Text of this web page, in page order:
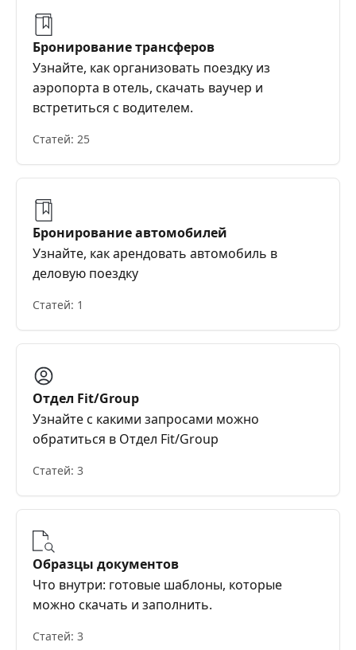
Бронирование трансферов
Узнайте, как организовать поездку из
аэропорта в отель, скачать ваучер и
встретиться с водителем.
Статей: 25
Бронирование автомобилей
Узнайте, как арендовать автомобиль в
деловую поездку
Статей: 1
Отдел Fit/Group
Узнайте с какими запросами можно
обратиться в Отдел Fit/Group
Статей: 3
Образцы документов
Что внутри: готовые шаблоны, которые
можно скачать и заполнить.
Статей: 3